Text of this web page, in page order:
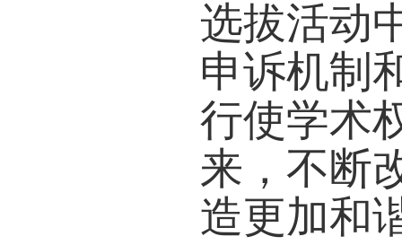
第
度，
类优
校形